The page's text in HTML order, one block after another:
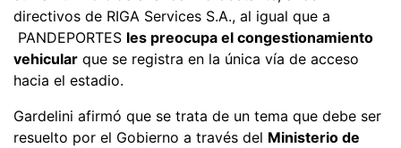
directivos de RIGA Services S.A., al igual que a
PANDEPORTES les preocupa el congestionamiento
vehicular que se registra en la única vía de acceso
hacia el estadio.
Gardelini afirmó que se trata de un tema que debe ser
resuelto por el Gobierno a través del Ministerio de